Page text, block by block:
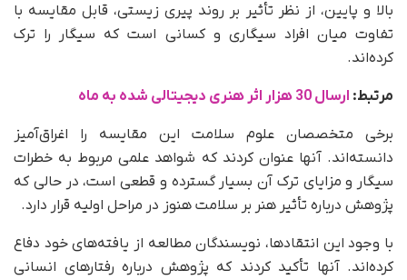
بالا و پایین، از نظر تأثیر بر روند پیری زیستی، قابل مقایسه با
تفاوت میان افراد سیگاری و کسانی است که سیگار را ترک
کرده‌اند.
مرتبط: ارسال 30 هزار اثر هنری دیجیتالی شده به ماه
برخی متخصصان علوم سلامت این مقایسه را اغراق‌آمیز
دانسته‌اند. آنها عنوان کردند که شواهد علمی مربوط به خطرات
سیگار و مزایای ترک آن بسیار گسترده و قطعی است، در حالی که
پژوهش درباره تأثیر هنر بر سلامت هنوز در مراحل اولیه قرار دارد.
با وجود این انتقادها، نویسندگان مطالعه از یافته‌های خود دفاع
کرده‌اند. آنها تأکید کردند که پژوهش درباره رفتارهای انسانی